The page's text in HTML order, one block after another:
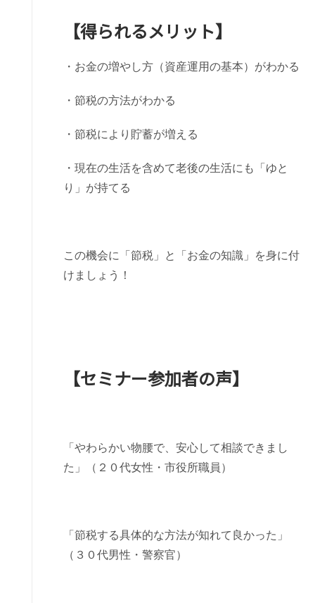
【得られるメリット】
・お金の増やし方（資産運用の基本）がわかる
・節税の方法がわかる
・節税により貯蓄が増える
・現在の生活を含めて老後の生活にも「ゆと
り」が持てる
この機会に「節税」と「お金の知識」を身に付
けましょう！
【セミナー参加者の声】
「やわらかい物腰で、安心して相談できまし
た」（２０代女性・市役所職員）
「節税する具体的な方法が知れて良かった」
（３０代男性・警察官）